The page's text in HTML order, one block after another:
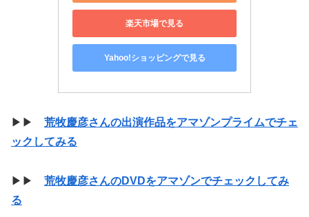
楽天市場で見る
Yahoo!ショッピングで見る
▶▶ 荒牧慶彦さんの出演作品をアマゾンプライムでチェ
ックしてみる
▶▶ 荒牧慶彦さんのDVDをアマゾンでチェックしてみ
る